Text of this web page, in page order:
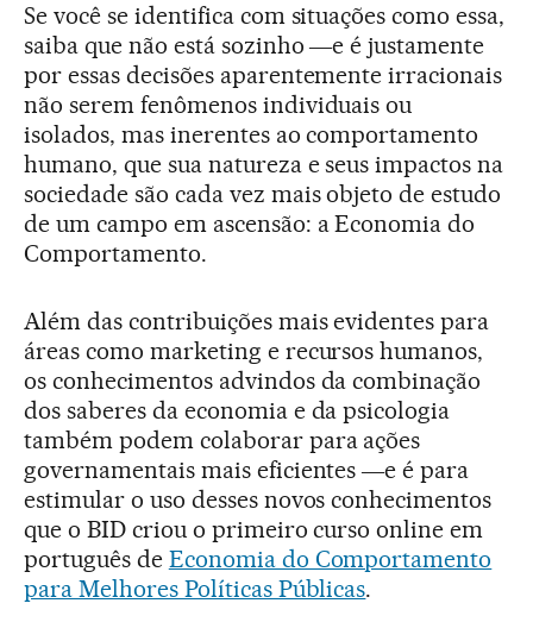
Se você se identifica com situações como essa,
saiba que não está sozinho ―e é justamente
por essas decisões aparentemente irracionais
não serem fenômenos individuais ou
isolados, mas inerentes ao comportamento
humano, que sua natureza e seus impactos na
sociedade são cada vez mais objeto de estudo
de um campo em ascensão: a Economia do
Comportamento.
Além das contribuições mais evidentes para
áreas como marketing e recursos humanos,
os conhecimentos advindos da combinação
dos saberes da economia e da psicologia
também podem colaborar para ações
governamentais mais eficientes ―e é para
estimular o uso desses novos conhecimentos
que o BID criou o primeiro curso online em
português de Economia do Comportamento
para Melhores Políticas Públicas.